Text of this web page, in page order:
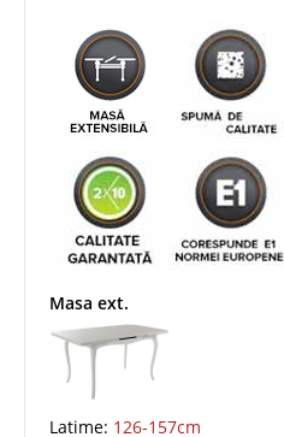
Masa ext.
Latime: 126-157cm